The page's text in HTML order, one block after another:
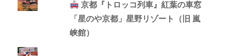
京都『トロッコ列車』紅葉の車窓
「星のや京都」星野リゾート（旧 嵐
峡館）